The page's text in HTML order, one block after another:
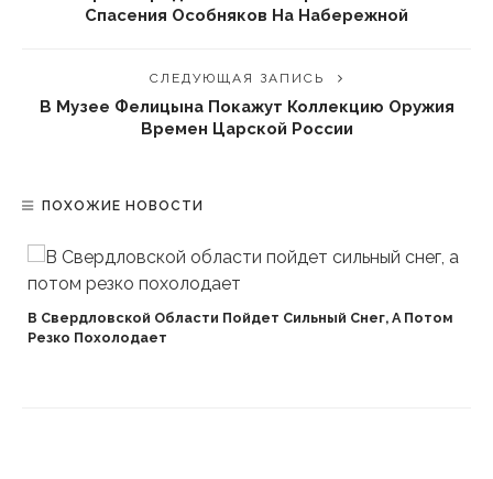
Спасения Особняков На Набережной
СЛЕДУЮЩАЯ ЗАПИСЬ
В Музее Фелицына Покажут Коллекцию Оружия
Времен Царской России
ПОХОЖИЕ НОВОСТИ
В Свердловской Области Пойдет Сильный Снег, А Потом
Резко Похолодает